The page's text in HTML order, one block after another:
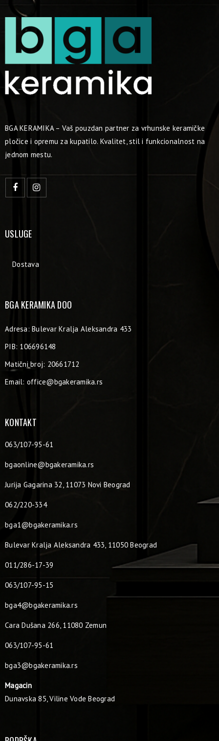
BGA KERAMIKA – Vaš pouzdan partner za vrhunske keramičke
pločice i opremu za kupatilo. Kvalitet, stil i funkcionalnost na
jednom mestu.
USLUGE
Dostava
BGA KERAMIKA DOO
Adresa: Bulevar Kralja Aleksandra 433
PIB: 106696148
Matični broj: 20661712
Email: office@bgakeramika.rs
KONTAKT
063/107-95-61
bgaonline@bgakeramika.rs
Jurija Gagarina 32, 11073 Novi Beograd
062/220-334
bga1@bgakeramika.rs
Bulevar Kralja Aleksandra 433, 11050 Beograd
011/286-17-39
063/107-95-15
bga4@bgakeramika.rs
Cara Dušana 266, 11080 Zemun
063/107-95-61
bga3@bgakeramika.rs
Magacin
Dunavska 85, Viline Vode Beograd